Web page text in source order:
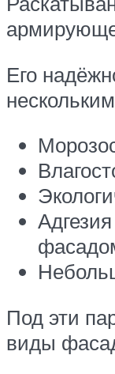
Его
Под эти
виды